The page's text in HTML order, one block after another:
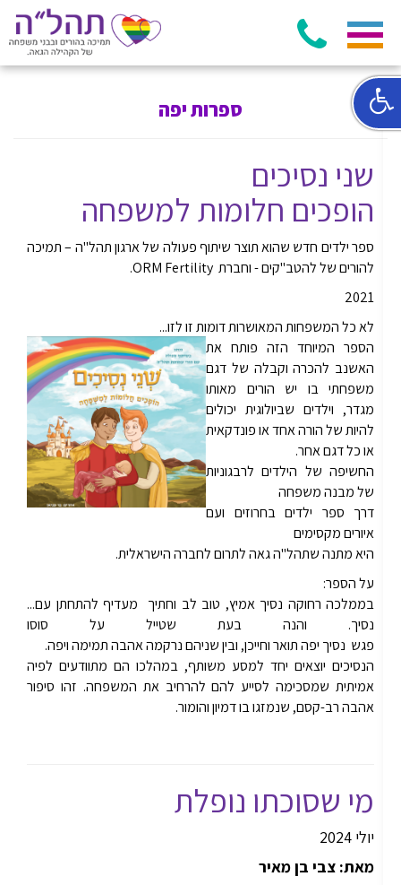
ספרות יפה
שני נסיכים
הופכים חלומות למשפחה
ספר ילדים חדש שהוא תוצר שיתוף פעולה של ארגון תהל"ה – תמיכה
להורים של להטב"קים - וחברת ORM Fertility.
2021
לא כל המשפחות המאושרות דומות זו לזו...
הספר המיוחד הזה פותח את
האשנב להכרה וקבלה של דגם
משפחתי בו יש הורים מאותו
מגדר, וילדים שביולוגית יכולים
להיות של הורה אחד או פונדקאית
או כל דגם אחר.
החשיפה של הילדים לרבגוניות
של מבנה משפחה
דרך ספר ילדים בחרוזים ועם
איורים מקסימים
היא מתנה שתהל"ה גאה לתרום לחברה הישראלית.
על הספר:
בממלכה רחוקה נסיך אמיץ, טוב לב וחתיך מעדיף להתחתן עם...
נסיך. והנה בעת שטייל על סוסו
פגש נסיך יפה תואר וחייכן, ובין שניהם נרקמה אהבה תמימה ויפה.
הנסיכים יוצאים יחד למסע משותף, במהלכו הם מתוודעים לפיה
אמיתית שמסכימה לסייע להם להרחיב את המשפחה. זהו סיפור
אהבה רב-קסם, שנמזגו בו דמיון והומור.
מי שסוכתו נופלת
יולי 2024
מאת: צבי בן מאיר